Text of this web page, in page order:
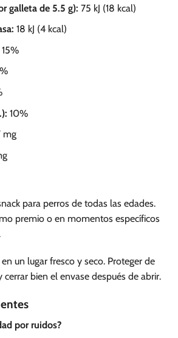
galleta de 5.5 g): 75 kJ (18 kcal)
18 kJ (4 kcal)
15%
10%
mg
para perros de todas las edades.
premio o en momentos específicos
un lugar fresco y seco. Proteger de
cerrar bien el envase después de abrir.
por ruidos?